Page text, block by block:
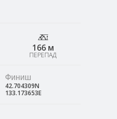
166 м
ПЕРЕПАД
Финиш
42.704309N
133.173653E